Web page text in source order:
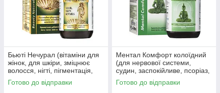
Бьюті Нечурал (вітаміни для
жінок, для шкіри, зміцнює
волосся, нігті, пігментація,
зморшки, омолодження)
Готово до відправки
Ментал Комфорт колоїдний
(для нервової системи,
судин, заспокійливе, псоріаз,
нормалізує сон, пам'ять,
концентрація уваги, стрес)
Готово до відправки